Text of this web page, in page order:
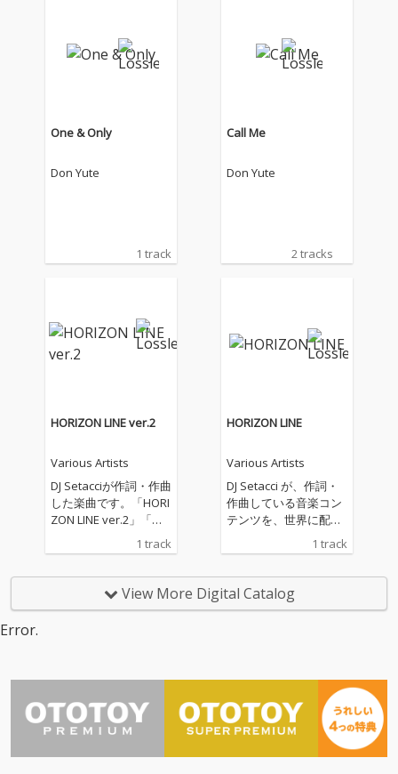
One & Only
Don Yute
1 track
Call Me
Don Yute
2 tracks
HORIZON LINE ver.2
Various Artists
DJ Setacciが作詞・作曲
した楽曲です。「HORI
ZON LINE ver.2」「水
として、配信いたしま
そこに生きる鳥や魚な
どの生き物、自然や環
1 track
HORIZON LINE
Various Artists
DJ Setacci が、作詞・
作曲している音楽コン
テンツを、世界に配信
しています。主なジャ
ンルは、House、R&
なります。
1 track
View More Digital Catalog
Error.